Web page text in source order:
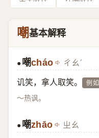
嘲基本解释
● 嘲cháo ㄔㄠˊ
讥笑，拿人取笑。 例如
～热讽。
● 嘲zhāo ㄓㄠ